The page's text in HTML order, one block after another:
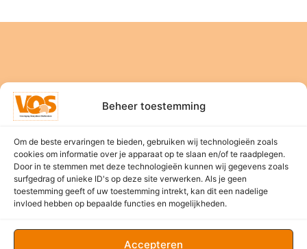
Beheer toestemming
Om de beste ervaringen te bieden, gebruiken wij technologieën zoals
cookies om informatie over je apparaat op te slaan en/of te raadplegen.
Door in te stemmen met deze technologieën kunnen wij gegevens zoals
surfgedrag of unieke ID's op deze site verwerken. Als je geen
toestemming geeft of uw toestemming intrekt, kan dit een nadelige
invloed hebben op bepaalde functies en mogelijkheden.
Accepteren
Nieuws
Bestuur
Evenementen
Sponsors